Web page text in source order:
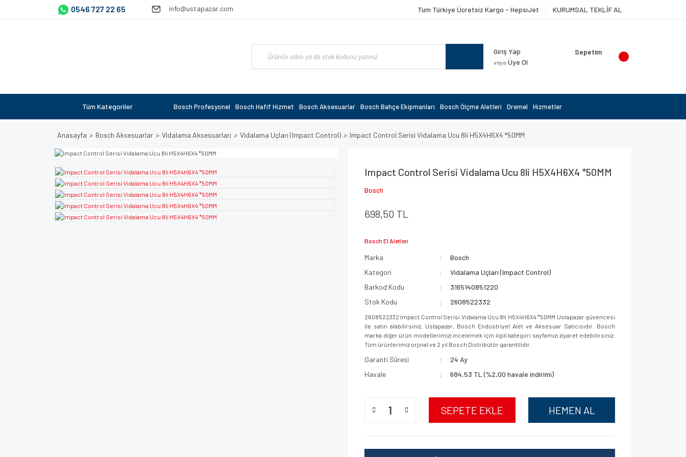
0546 727 22 65 info@ustapazar.com Tüm Türkiye Ücretsiz Kargo - HepsiJet KURUMSAL TEKLİF AL
Giriş Yap
veya Üye Ol
Sepetim
Tüm Kategoriler Bosch Profesyonel Bosch Hafif Hizmet Bosch Aksesuarlar Bosch Bahçe Ekipmanları Bosch Ölçme Aletleri Dremel Hizmetler
Anasayfa Bosch Aksesuarlar Vidalama Aksesuarları Vidalama Uçları (Impact Control) Impact Control Serisi Vidalama Ucu 8li H5X4H6X4 *50MM
Impact Control Serisi Vidalama Ucu 8li H5X4H6X4 *50MM
Bosch
698,50 TL
Bosch El Aletleri
Marka
Bosch
Kategori
Vidalama Uçları (Impact Control)
Barkod Kodu
3165140851220
Stok Kodu
2608522332
2608522332 Impact Control Serisi Vidalama Ucu 8li H5X4H6X4 *50MM Ustapazar güvencesi
ile satın alabilirsiniz. Ustapazar, Bosch Endüstriyel Alet ve Aksesuar Satıcısıdır. Bosch
marka diğer ürün modellerimizi incelemek için ilgili kategori sayfamızı ziyaret edebilirsiniz.
Tüm ürünlerimiz orjinal ve 2 yıl Bosch Distribütör garantilidir.
Garanti Süresi
24 Ay
Havale
684,53 TL (%2,00 havale indirimi)
SEPETE EKLE HEMEN AL